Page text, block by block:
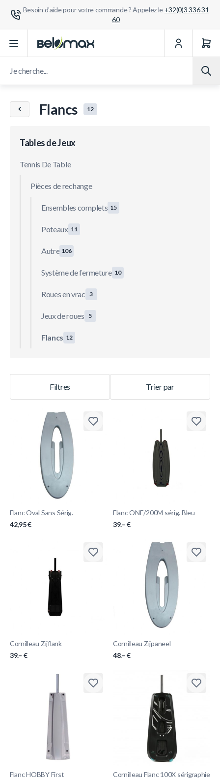
Besoin d'aide pour votre commande ? Appelez le +32(0)3 336 31
60
Flancs 12
Tables de Jeux
Tennis De Table
Pièces de rechange
Ensembles complets 15
Poteaux 11
Autre 106
Système de fermeture 10
Roues en vrac 3
Jeux de roues 5
Flancs 12
Trier par
Filtres
Flanc Oval Sans Sérig.
42,95 €
Flanc ONE/200M sérig. Bleu
39.– €
Cornilleau Zijflank
39.– €
Cornilleau Zijpaneel
48.– €
Flanc HOBBY First
Cornilleau Flanc 100X sérigraphie